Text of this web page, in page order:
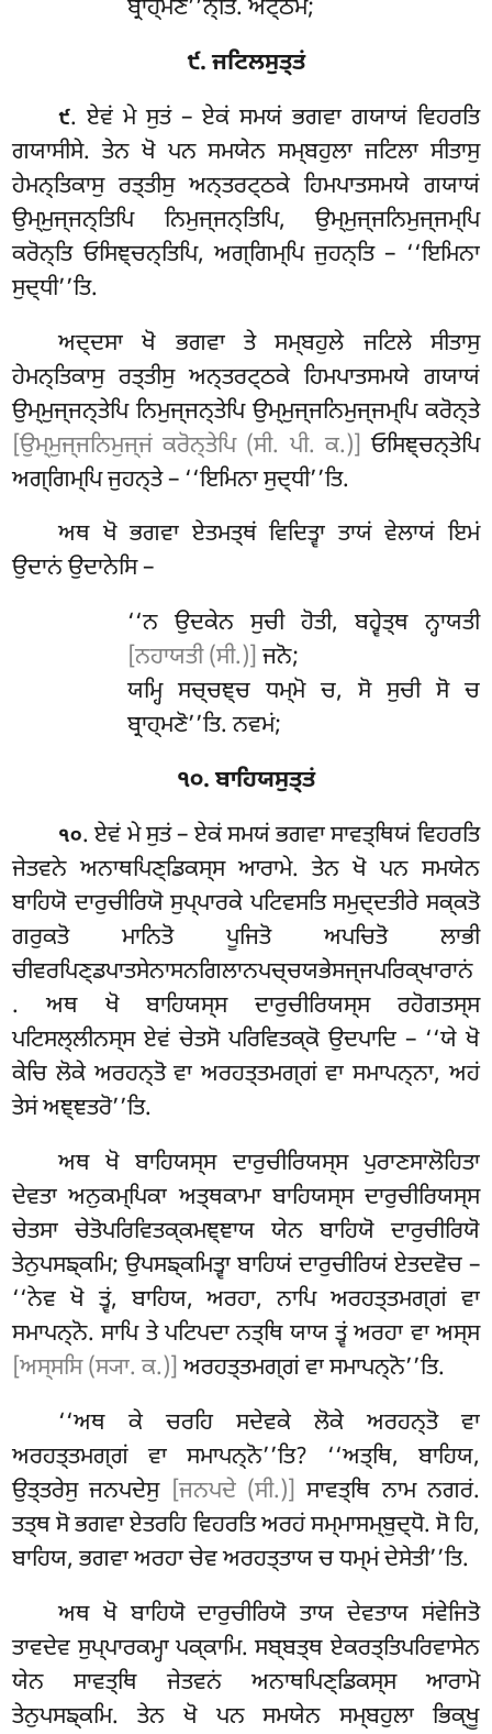
ਬ੍ਰਾਹ੍ਮਣ’’ਨ੍ਤਿ. ਅਟ੍ਠਮਂ;
੯. ਜਟਿਲਸੁਤ੍ਤਂ
੯. ਏਵਂ ਮੇ ਸੁਤਂ – ਏਕਂ ਸਮਯਂ ਭਗਵਾ ਗਯਾਯਂ ਵਿਹਰਤਿ
ਗਯਾਸੀਸੇ. ਤੇਨ ਖੋ ਪਨ ਸਮਯੇਨ ਸਮ੍ਬਹੁਲਾ ਜਟਿਲਾ ਸੀਤਾਸੁ
ਹੇਮਨ੍ਤਿਕਾਸੁਰਤ੍ਤੀਸੁ ਅਨ੍ਤਰਟ੍ਠਕੇ ਹਿਮਪਾਤਸਮਯੇ ਗਯਾਯਂ
ਉਮ੍ਮੁਜ੍ਜਨ੍ਤਿਪਿ ਨਿਮੁਜ੍ਜਨ੍ਤਿਪਿ, ਉਮ੍ਮੁਜ੍ਜਨਿਮੁਜ੍ਜਮ੍ਪਿ
ਕਰੋਨ੍ਤਿ ਓਸਿਞ੍ਚਨ੍ਤਿਪਿ, ਅਗ੍ਗਿਮ੍ਪਿ ਜੁਹਨ੍ਤਿ – ‘‘ਇਮਿਨਾ
ਸੁਦ੍ਧੀ’’ਤਿ.
ਅਦ੍ਦਸਾ ਖੋ ਭਗਵਾ ਤੇ ਸਮ੍ਬਹੁਲੇ ਜਟਿਲੇ ਸੀਤਾਸੁ
ਹੇਮਨ੍ਤਿਕਾਸੁ ਰਤ੍ਤੀਸੁ ਅਨ੍ਤਰਟ੍ਠਕੇ ਹਿਮਪਾਤਸਮਯੇ ਗਯਾਯਂ
ਉਮ੍ਮੁਜ੍ਜਨ੍ਤੇਪਿ ਨਿਮੁਜ੍ਜਨ੍ਤੇਪਿ ਉਮ੍ਮੁਜ੍ਜਨਿਮੁਜ੍ਜਮ੍ਪਿ ਕਰੋਨ੍ਤੇ
[ਉਮ੍ਮੁਜ੍ਜਨਿਮੁਜ੍ਜਂ ਕਰੋਨ੍ਤੇਪਿ (ਸੀ. ਪੀ. ਕ.)] ਓਸਿਞ੍ਚਨ੍ਤੇਪਿ
ਅਗ੍ਗਿਮ੍ਪਿ ਜੁਹਨ੍ਤੇ – ‘‘ਇਮਿਨਾ ਸੁਦ੍ਧੀ’’ਤਿ.
ਅਥਖੋ ਭਗਵਾ ਏਤਮਤ੍ਥਂ ਵਿਦਿਤ੍ਵਾ ਤਾਯਂ ਵੇਲਾਯਂ ਇਮਂ
ਉਦਾਨਂ ਉਦਾਨੇਸਿ –
‘‘ਨ ਉਦਕੇਨ ਸੁਚੀ ਹੋਤੀ, ਬਹ੍ਵੇਤ੍ਥ ਨ੍ਹਾਯਤੀ
[ਨਹਾਯਤੀ (ਸੀ.)] ਜਨੋ;
ਯਮ੍ਹਿ ਸਚ੍ਚਞ੍ਚ ਧਮ੍ਮੋ ਚ, ਸੋ ਸੁਚੀ ਸੋ ਚ
ਬ੍ਰਾਹ੍ਮਣੋ’’ਤਿ. ਨਵਮਂ;
੧੦. ਬਾਹਿਯਸੁਤ੍ਤਂ
੧੦. ਏਵਂ ਮੇ ਸੁਤਂ – ਏਕਂ ਸਮਯਂ ਭਗਵਾ ਸਾਵਤ੍ਥਿਯਂ ਵਿਹਰਤਿ
ਜੇਤਵਨੇ ਅਨਾਥਪਿਣ੍ਡਿਕਸ੍ਸ ਆਰਾਮੇ. ਤੇਨ ਖੋ ਪਨ ਸਮਯੇਨ
ਬਾਹਿਯੋ ਦਾਰੁਚੀਰਿਯੋ ਸੁਪ੍ਪਾਰਕੇ ਪਟਿਵਸਤਿ ਸਮੁਦ੍ਦਤੀਰੇ ਸਕ੍ਕਤੋ
ਗਰੁਕਤੋ ਮਾਨਿਤੋ ਪੂਜਿਤੋ ਅਪਚਿਤੋ ਲਾਭੀ
ਚੀਵਰਪਿਣ੍ਡਪਾਤਸੇਨਾਸਨਗਿਲਾਨਪਚ੍ਚਯਭੇਸਜ੍ਜਪਰਿਕ੍ਖਾਰਾਨਂ
. ਅਥ ਖੋ ਬਾਹਿਯਸ੍ਸ ਦਾਰੁਚੀਰਿਯਸ੍ਸ ਰਹੋਗਤਸ੍ਸ
ਪਟਿਸਲ੍ਲੀਨਸ੍ਸ ਏਵਂ ਚੇਤਸੋ ਪਰਿਵਿਤਕ੍ਕੋ ਉਦਪਾਦਿ – ‘‘ਯੇ ਖੋ
ਕੇਚਿ ਲੋਕੇ ਅਰਹਨ੍ਤੋ ਵਾ ਅਰਹਤ੍ਤਮਗ੍ਗਂ ਵਾ ਸਮਾਪਨ੍ਨਾ, ਅਹਂ
ਤੇਸਂ ਅਞ੍ਞਤਰੋ’’ਤਿ.
ਅਥ ਖੋਬਾਹਿਯਸ੍ਸ ਦਾਰੁਚੀਰਿਯਸ੍ਸ ਪੁਰਾਣਸਾਲੋਹਿਤਾ
ਦੇਵਤਾ ਅਨੁਕਮ੍ਪਿਕਾ ਅਤ੍ਥਕਾਮਾ ਬਾਹਿਯਸ੍ਸ ਦਾਰੁਚੀਰਿਯਸ੍ਸ
ਚੇਤਸਾ ਚੇਤੋਪਰਿਵਿਤਕ੍ਕਮਞ੍ਞਾਯ ਯੇਨ ਬਾਹਿਯੋ ਦਾਰੁਚੀਰਿਯੋ
ਤੇਨੁਪਸਙ੍ਕਮਿ; ਉਪਸਙ੍ਕਮਿਤ੍ਵਾ ਬਾਹਿਯਂ ਦਾਰੁਚੀਰਿਯਂ ਏਤਦਵੋਚ –
‘‘ਨੇਵ ਖੋ ਤ੍ਵਂ, ਬਾਹਿਯ, ਅਰਹਾ, ਨਾਪਿ ਅਰਹਤ੍ਤਮਗ੍ਗਂ ਵਾ
ਸਮਾਪਨ੍ਨੋ. ਸਾਪਿ ਤੇ ਪਟਿਪਦਾ ਨਤ੍ਥਿ ਯਾਯ ਤ੍ਵਂ ਅਰਹਾ ਵਾ ਅਸ੍ਸ
[ਅਸ੍ਸਸਿ (ਸ੍ਯਾ. ਕ.)] ਅਰਹਤ੍ਤਮਗ੍ਗਂ ਵਾ ਸਮਾਪਨ੍ਨੋ’’ਤਿ.
‘‘ਅਥ ਕੇ ਚਰਹਿ ਸਦੇਵਕੇ ਲੋਕੇ ਅਰਹਨ੍ਤੋ ਵਾ
ਅਰਹਤ੍ਤਮਗ੍ਗਂ ਵਾ ਸਮਾਪਨ੍ਨੋ’’ਤਿ? ‘‘ਅਤ੍ਥਿ, ਬਾਹਿਯ,
ਉਤ੍ਤਰੇਸੁ ਜਨਪਦੇਸੁ [ਜਨਪਦੇ (ਸੀ.)] ਸਾਵਤ੍ਥਿ ਨਾਮ ਨਗਰਂ.
ਤਤ੍ਥ ਸੋ ਭਗਵਾ ਏਤਰਹਿ ਵਿਹਰਤਿ ਅਰਹਂ ਸਮ੍ਮਾਸਮ੍ਬੁਦ੍ਧੋ. ਸੋ ਹਿ,
ਬਾਹਿਯ, ਭਗਵਾ ਅਰਹਾ ਚੇਵ ਅਰਹਤ੍ਤਾਯ ਚ ਧਮ੍ਮਂ ਦੇਸੇਤੀ’’ਤਿ.
ਅਥ ਖੋ ਬਾਹਿਯੋ ਦਾਰੁਚੀਰਿਯੋ ਤਾਯ ਦੇਵਤਾਯ ਸਂਵੇਜਿਤੋ
ਤਾਵਦੇਵ ਸੁਪ੍ਪਾਰਕਮ੍ਹਾ ਪਕ੍ਕਾਮਿ. ਸਬ੍ਬਤ੍ਥ ਏਕਰਤ੍ਤਿਪਰਿਵਾਸੇਨ
ਯੇਨ ਸਾਵਤ੍ਥਿ ਜੇਤਵਨਂ ਅਨਾਥਪਿਣ੍ਡਿਕਸ੍ਸ ਆਰਾਮੋ
ਤੇਨੁਪਸਙ੍ਕਮਿ. ਤੇਨ ਖੋ ਪਨ ਸਮਯੇਨਸਮ੍ਬਹੁਲਾ ਭਿਕ੍ਖੂ